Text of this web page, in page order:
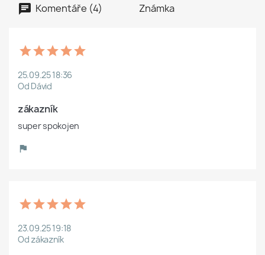
Komentáře (4) Známka
25.09.25 18:36
Od Dávid
zákazník
super spokojen
23.09.25 19:18
Od zákazník